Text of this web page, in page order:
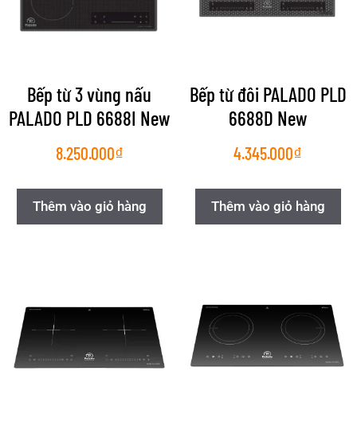
Bếp từ 3 vùng nấu
PALADO PLD 6688I New
8.250.000₫
Thêm vào giỏ hàng
Bếp từ đôi PALADO PLD
6688D New
4.345.000₫
Thêm vào giỏ hàng